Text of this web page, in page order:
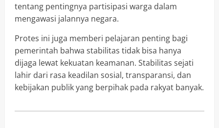
tentang pentingnya partisipasi warga dalam
mengawasi jalannya negara.
Protes ini juga memberi pelajaran penting bagi
pemerintah bahwa stabilitas tidak bisa hanya
dijaga lewat kekuatan keamanan. Stabilitas sejati
lahir dari rasa keadilan sosial, transparansi, dan
kebijakan publik yang berpihak pada rakyat banyak.